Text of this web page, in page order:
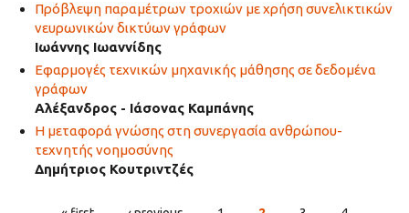
Πρόβλεψη παραμέτρων τροχιών με χρήση συνελικτικών
νευρωνικών δικτύων γράφων
Ιωάννης Ιωαννίδης
Εφαρμογές τεχνικών μηχανικής μάθησης σε δεδομένα
γράφων
Αλέξανδρος - Ιάσονας Καμπάνης
Η μεταφορά γνώσης στη συνεργασία ανθρώπου-
τεχνητής νοημοσύνης
Δημήτριος Κουτριντζές